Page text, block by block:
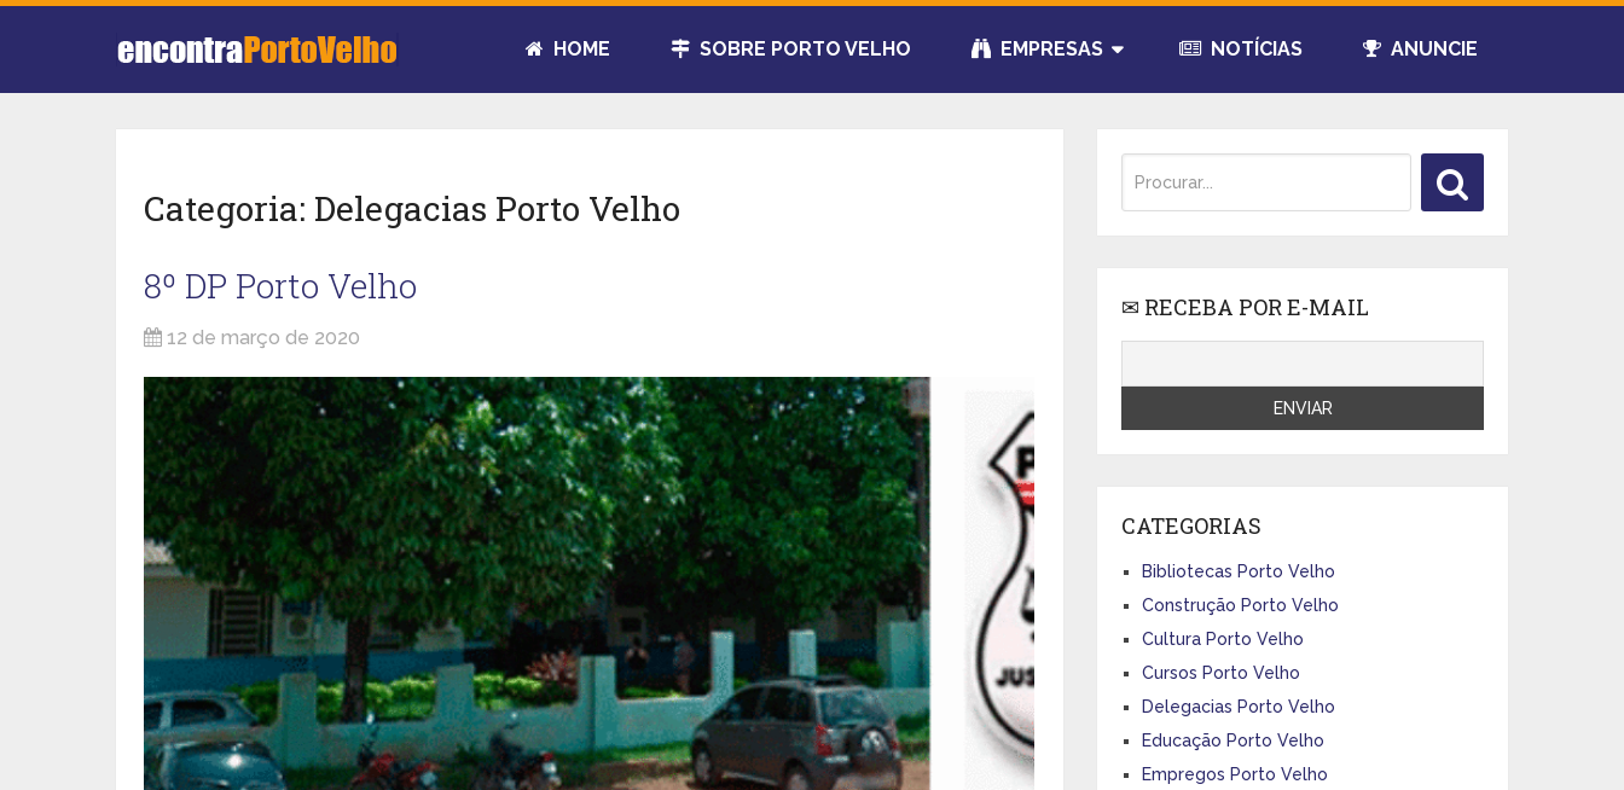
HOME SOBRE PORTO VELHO EMPRESAS NOTÍCIAS ANUNCIE
Categoria: Delegacias Porto Velho
8º DP Porto Velho
12 de março de 2020
✉ RECEBA POR E-MAIL
CATEGORIAS
Bibliotecas Porto Velho
Construção Porto Velho
Cultura Porto Velho
Cursos Porto Velho
Delegacias Porto Velho
Educação Porto Velho
Empregos Porto Velho